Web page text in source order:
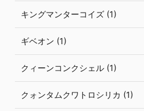
キングマンターコイズ (1)
ギベオン (1)
クィーンコンクシェル (1)
クォンタムクワトロシリカ (1)